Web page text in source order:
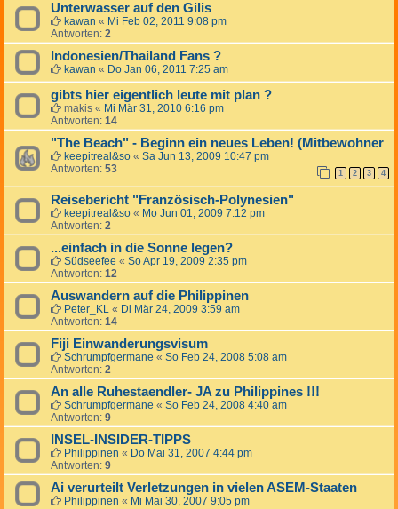
Unterwasser auf den Gilis
kawan « Mi Feb 02, 2011 9:08 pm
Antworten: 2
Indonesien/Thailand Fans ?
kawan « Do Jan 06, 2011 7:25 am
gibts hier eigentlich leute mit plan ?
makis « Mi Mär 31, 2010 6:16 pm
Antworten: 14
"The Beach" - Beginn ein neues Leben! (Mitbewohner
keepitreal&so « Sa Jun 13, 2009 10:47 pm
Antworten: 53 1 2 3 4
Reisebericht "Französisch-Polynesien"
keepitreal&so « Mo Jun 01, 2009 7:12 pm
Antworten: 2
...einfach in die Sonne legen?
Südseefee « So Apr 19, 2009 2:35 pm
Antworten: 12
Auswandern auf die Philippinen
Peter_KL « Di Mär 24, 2009 3:59 am
Antworten: 14
Fiji Einwanderungsvisum
Schrumpfgermane « So Feb 24, 2008 5:08 am
Antworten: 2
An alle Ruhestaendler- JA zu Philippines !!!
Schrumpfgermane « So Feb 24, 2008 4:40 am
Antworten: 9
INSEL-INSIDER-TIPPS
Philippinen « Do Mai 31, 2007 4:44 pm
Antworten: 9
Ai verurteilt Verletzungen in vielen ASEM-Staaten
Philippinen « Mi Mai 30, 2007 9:05 pm